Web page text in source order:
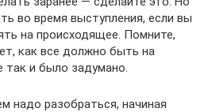
во время выступления, если вы
на происходящее. Помните,
как все должно быть на
и было задумано.
надо разобраться, начиная